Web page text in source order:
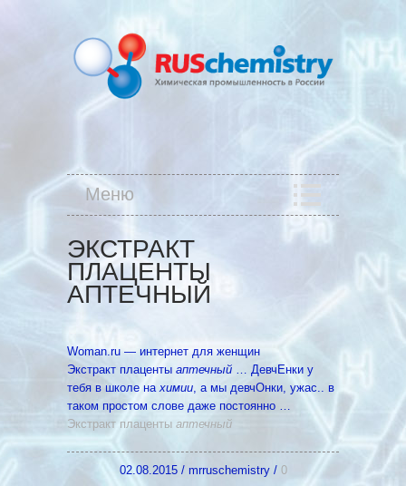
Меню
ЭКСТРАКТ
ПЛАЦЕНТЫ
АПТЕЧНЫЙ
Woman.ru — интернет для женщин
Экстракт плаценты аптечный … ДевчЕнки у
тебя в школе нахимии, а мы девчОнки, ужас.. в
таком простом слове даже постоянно …
Экстракт плаценты аптечный
02.08.2015/ mrruschemistry/ 0